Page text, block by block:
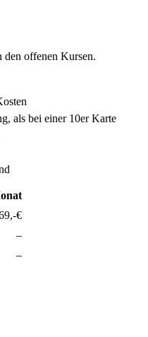
den offenen Kursen.
als bei einer 10er Karte
€
–
–